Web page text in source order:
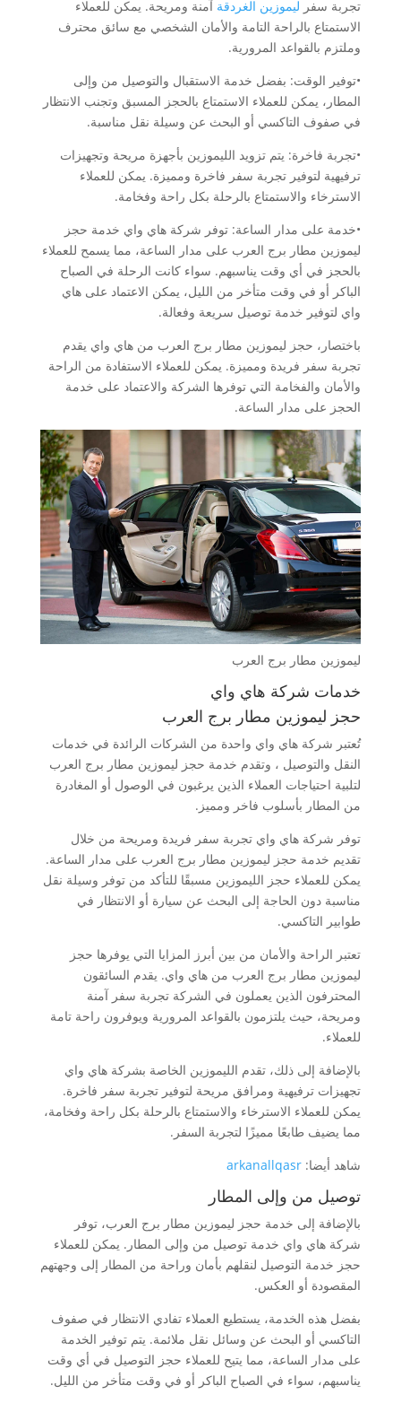
تجربة سفر ليموزين الغردقة آمنة ومريحة. يمكن للعملاء
الاستمتاع بالراحة التامة والأمان الشخصي مع سائق محترف
وملتزم بالقواعد المرورية.
•توفير الوقت: بفضل خدمة الاستقبال والتوصيل من وإلى
المطار، يمكن للعملاء الاستمتاع بالحجز المسبق وتجنب الانتظار
في صفوف التاكسي أو البحث عن وسيلة نقل مناسبة.
•تجربة فاخرة: يتم تزويد الليموزين بأجهزة مريحة وتجهيزات
ترفيهية لتوفير تجربة سفر فاخرة ومميزة. يمكن للعملاء
الاسترخاء والاستمتاع بالرحلة بكل راحة وفخامة.
•خدمة على مدار الساعة: توفر شركة هاي واي خدمة حجز
ليموزين مطار برج العرب على مدار الساعة، مما يسمح للعملاء
بالحجز في أي وقت يناسبهم. سواء كانت الرحلة في الصباح
الباكر أو في وقت متأخر من الليل، يمكن الاعتماد على هاي
واي لتوفير خدمة توصيل سريعة وفعالة.
باختصار، حجز ليموزين مطار برج العرب من هاي واي يقدم
تجربة سفر فريدة ومميزة. يمكن للعملاء الاستفادة من الراحة
والأمان والفخامة التي توفرها الشركة والاعتماد على خدمة
الحجز على مدار الساعة.
ليموزين مطار برج العرب
خدمات شركة هاي واي
حجز ليموزين مطار برج العرب
تُعتبر شركة هاي واي واحدة من الشركات الرائدة في خدمات
النقل والتوصيل ، وتقدم خدمة حجز ليموزين مطار برج العرب
لتلبية احتياجات العملاء الذين يرغبون في الوصول أو المغادرة
من المطار بأسلوب فاخر ومميز.
توفر شركة هاي واي تجربة سفر فريدة ومريحة من خلال
تقديم خدمة حجز ليموزين مطار برج العرب على مدار الساعة.
يمكن للعملاء حجز الليموزين مسبقًا للتأكد من توفر وسيلة نقل
مناسبة دون الحاجة إلى البحث عن سيارة أو الانتظار في
طوابير التاكسي.
تعتبر الراحة والأمان من بين أبرز المزايا التي يوفرها حجز
ليموزين مطار برج العرب من هاي واي. يقدم السائقون
المحترفون الذين يعملون في الشركة تجربة سفر آمنة
ومريحة، حيث يلتزمون بالقواعد المرورية ويوفرون راحة تامة
للعملاء.
بالإضافة إلى ذلك، تقدم الليموزين الخاصة بشركة هاي واي
تجهيزات ترفيهية ومرافق مريحة لتوفير تجربة سفر فاخرة.
يمكن للعملاء الاسترخاء والاستمتاع بالرحلة بكل راحة وفخامة،
مما يضيف طابعًا مميزًا لتجربة السفر.
شاهد أيضا: arkanallqasr
توصيل من وإلى المطار
بالإضافة إلى خدمة حجز ليموزين مطار برج العرب، توفر
شركة هاي واي خدمة توصيل من وإلى المطار. يمكن للعملاء
حجز خدمة التوصيل لنقلهم بأمان وراحة من المطار إلى وجهتهم
المقصودة أو العكس.
بفضل هذه الخدمة، يستطيع العملاء تفادي الانتظار في صفوف
التاكسي أو البحث عن وسائل نقل ملائمة. يتم توفير الخدمة
على مدار الساعة، مما يتيح للعملاء حجز التوصيل في أي وقت
يناسبهم، سواء في الصباح الباكر أو في وقت متأخر من الليل.